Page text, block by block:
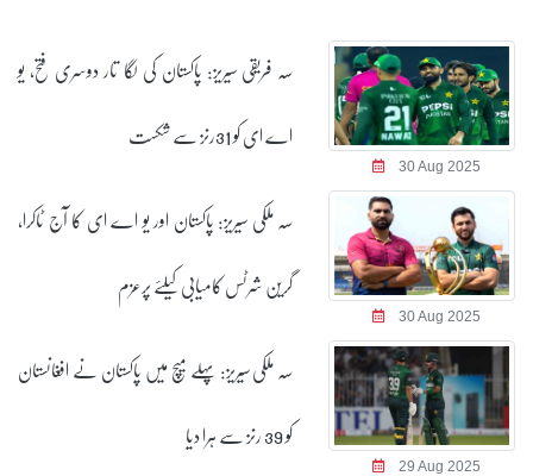
30 Aug 2025
سہ فریقی سیریز: پاکستان کی لگا تار دوسری فتح، یو
اے ای کو 31رنز سے شکست
30 Aug 2025
سہ ملکی سیریز: پاکستان اور یو اے ای کا آج ٹاکرا،
گرین شرٹس کامیابی کیلئے پرعزم
29 Aug 2025
سہ ملکی سیریز: پہلے میچ میں پاکستان نے افغانستان
کو 39 رنز سے ہرا دیا